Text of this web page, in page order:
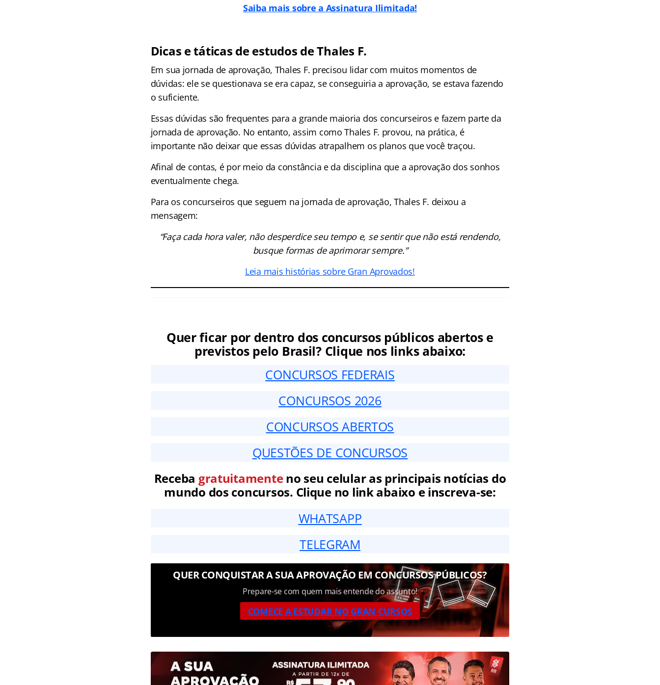
Saiba mais sobre a Assinatura Ilimitada!
Dicas e táticas de estudos de Thales F.
Em sua jornada de aprovação, Thales F. precisou lidar com muitos momentos de
dúvidas: ele se questionava se era capaz, se conseguiria a aprovação, se estava fazendo
o suficiente.
Essas dúvidas são frequentes para a grande maioria dos concurseiros e fazem parte da
jornada de aprovação. No entanto, assim como Thales F. provou, na prática, é
importante não deixar que essas dúvidas atrapalhem os planos que você traçou.
Afinal de contas, é por meio da constância e da disciplina que a aprovação dos sonhos
eventualmente chega.
Para os concurseiros que seguem na jornada de aprovação, Thales F. deixou a
mensagem:
“Faça cada hora valer, não desperdice seu tempo e, se sentir que não está rendendo,
busque formas de aprimorar sempre.”
Leia mais histórias sobre Gran Aprovados!
Quer ficar por dentro dos concursos públicos abertos e
previstos pelo Brasil? Clique nos links abaixo:
CONCURSOS FEDERAIS
CONCURSOS 2026
CONCURSOS ABERTOS
QUESTÕES DE CONCURSOS
Receba gratuitamenteno seu celular as principais notícias do
mundo dos concursos. Clique no link abaixo e inscreva-se:
WHATSAPP
TELEGRAM
QUER CONQUISTAR A SUA APROVAÇÃO EM CONCURSOS PÚBLICOS?
Prepare-se com quem mais entende do assunto!
COMECE A ESTUDAR NO GRAN CURSOS